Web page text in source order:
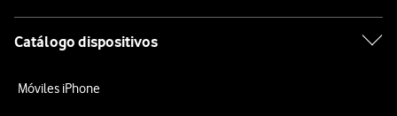
Catálogo dispositivos
Móviles iPhone